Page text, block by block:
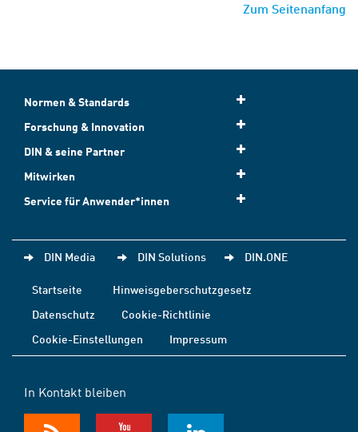
Zum Seitenanfang
Normen & Standards
Forschung & Innovation
DIN & seine Partner
Mitwirken
Service für Anwender*innen
DIN Media DIN Solutions DIN.ONE
Startseite
Hinweisgeberschutzgesetz
Datenschutz
Cookie-Richtlinie
Cookie-Einstellungen
Impressum
In Kontakt bleiben